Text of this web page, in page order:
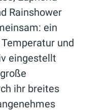
Rainshower
ein
und
eingestellt
ihr breites